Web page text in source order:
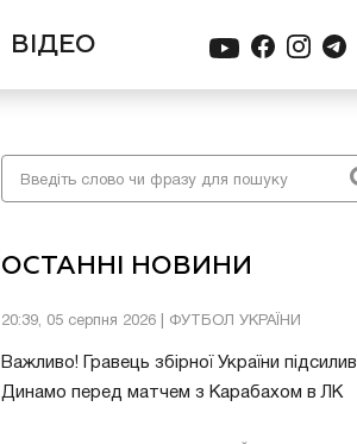
ВІДЕО
ОСТАННІ НОВИНИ
20:39, 05 серпня 2026 | ФУТБОЛ УКРАЇНИ
Важливо! Гравець збірної України підсилив
Динамо перед матчем з Карабахом в ЛК